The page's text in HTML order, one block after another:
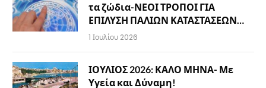
τα ζώδια-ΝΕΟΙ ΤΡΟΠΟΙ ΓΙΑ
ΕΠΙΛΥΣΗ ΠΑΛΙΩΝ ΚΑΤΑΣΤΑΣΕΩΝ…
1 Ιουλίου 2026
ΙΟΥΛΙΟΣ 2026: ΚΑΛΟ ΜΗΝΑ- Με
Υγεία και Δύναμη!